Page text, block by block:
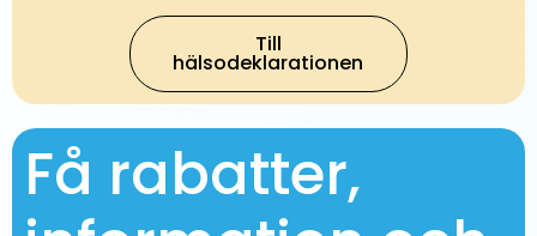
Till
hälsodeklarationen
Få rabatter,